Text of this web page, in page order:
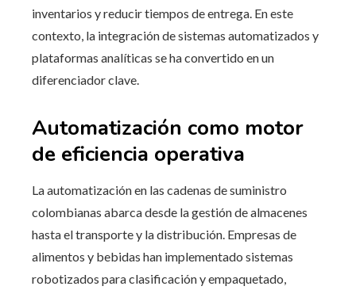
inventarios y reducir tiempos de entrega. En este
contexto, la integración de sistemas automatizados y
plataformas analíticas se ha convertido en un
diferenciador clave.
Automatización como motor
de eficiencia operativa
La automatización en las cadenas de suministro
colombianas abarca desde la gestión de almacenes
hasta el transporte y la distribución. Empresas de
alimentos y bebidas han implementado sistemas
robotizados para clasificación y empaquetado,